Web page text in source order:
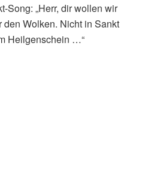
Song: „Herr, dir wollen wir
Wolken. Nicht in Sankt
Heilgenschein …“